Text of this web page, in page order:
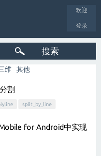
欢迎
登录
搜索
维 其他
割
split_by_line
for Android中实现